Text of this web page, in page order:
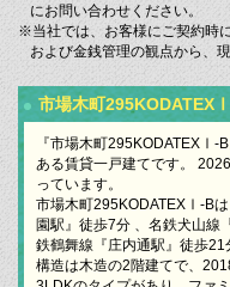
にお問い合わせください。
※当社では、お客様にご契約時
および金銭管理の観点から、
市場木町
『市場木町295KODATEXⅠ-
ある賃貸一戸建てです。
っています。
市場木町295KODATEXⅠ-B
園駅』徒歩7分 、名鉄犬山線
鉄鶴舞線『庄内通駅』徒歩21
構造は木造の2階建てで、